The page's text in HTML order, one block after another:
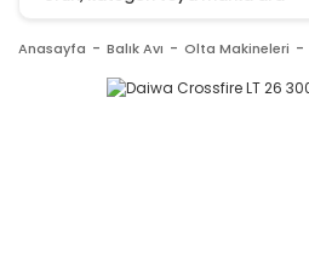
Anasayfa Balık Avı Olta Makineleri